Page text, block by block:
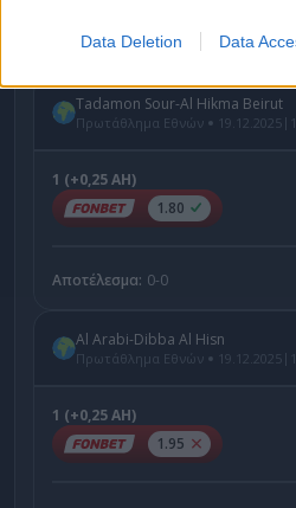
Data Deletion Data
Ο Αργύρης
Tadamon Sour-Al Hikma Beirut
Πρωτάθλημα Εθνών 19.12.2025 |
1 (+0,25 AH)
1.80
Αποτέλεσμα: 0-0
Al Arabi-Dibba Al Hisn
Πρωτάθλημα Εθνών 19.12.2025 |
1 (+0,25 AH)
1.95